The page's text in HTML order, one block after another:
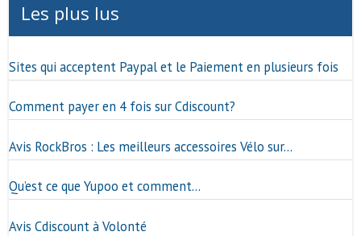
Les plus lus
Sites qui acceptent Paypal et le Paiement en plusieurs fois
Comment payer en 4 fois sur Cdiscount?
Avis RockBros : Les meilleurs accessoires Vélo sur…
Qu’est ce que Yupoo et comment…
Avis Cdiscount à Volonté